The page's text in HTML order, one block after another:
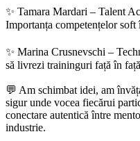
✨ Tamara Mardari – Talent
Importanța competențelor
✨ Marina Crusnevschi –
să livrezi traininguri față în
💬 Am schimbat idei, am
sigur unde vocea fiecărui
conectare autentică între
industrie.